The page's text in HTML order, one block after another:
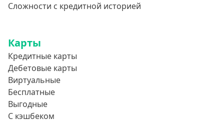
Сложности с кредитной историей
Карты
Кредитные карты
Дебетовые карты
Виртуальные
Бесплатные
Выгодные
С кэшбеком